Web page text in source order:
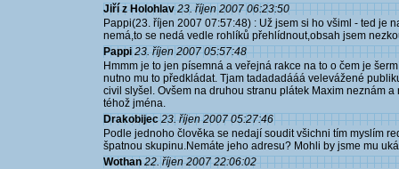
Jiří z Holohlav 23. říjen 2007 06:23:50
Pappi(23. říjen 2007 07:57:48) : Už jsem si ho všiml - ted je
nemá,to se nedá vedle rohlíků přehlídnout,obsah jsem
Pappi 23. říjen 2007 05:57:48
Hmmm je to jen písemná a veřejná rakce na to o čem je
nutno mu to předkládat. Tjam tadadadááá velevážené
civil slyšel. Ovšem na druhou stranu plátek Maxim neznám
téhož jména.
Drakobijec 23. říjen 2007 05:27:46
Podle jednoho člověka se nedají soudit všichni tím myslím
špatnou skupinu.Nemáte jeho adresu? Mohli by jsme mu
Wothan 22. říjen 2007 22:06:02